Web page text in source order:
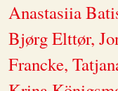
Anastasiia
Bjørg Elttør,
Francke,